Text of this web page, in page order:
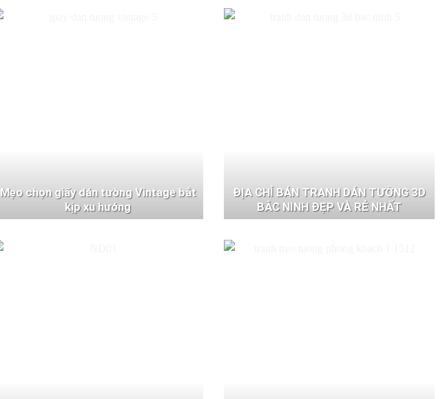
Mẹo chọn giấy dán tường Vintage bắt
kịp xu hướng
ĐỊA CHỈ BÁN TRANH DÁN TƯỜNG 3D
BẮC NINH ĐẸP VÀ RẺ NHẤT